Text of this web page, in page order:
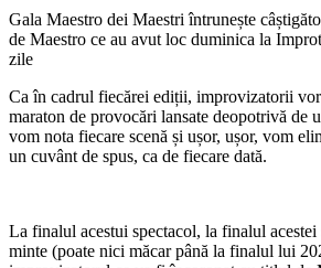
Gala Maestro dei Maestri întrunește
de Maestro ce au avut loc duminica la
zile
Ca în cadrul fiecărei ediții, improvizatorii
maraton de provocări lansate deopotrivă de
vom nota fiecare scenă și ușor, ușor, vom
un cuvânt de spus, ca de fiecare dată.
La finalul acestui spectacol, la finalul
minte (poate nici măcar până la finalul lui